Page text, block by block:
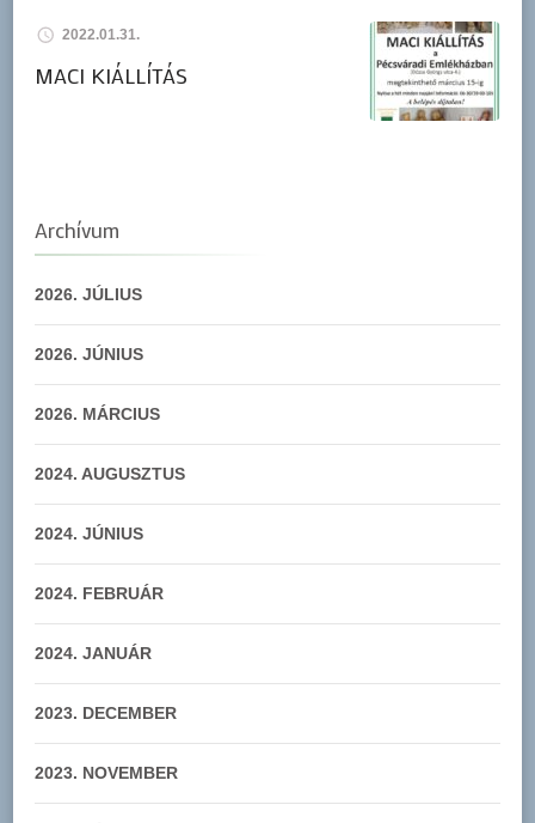
2022.01.31.
MACI KIÁLLÍTÁS
Archívum
2026. JÚLIUS
2026. JÚNIUS
2026. MÁRCIUS
2024. AUGUSZTUS
2024. JÚNIUS
2024. FEBRUÁR
2024. JANUÁR
2023. DECEMBER
2023. NOVEMBER